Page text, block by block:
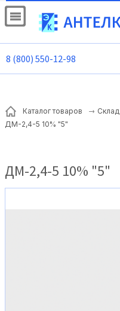
8 (800) 550-12-98
Каталог товаров Склад
ДМ-2,4-5 10% "5"
ДМ-2,4-5 10% "5"